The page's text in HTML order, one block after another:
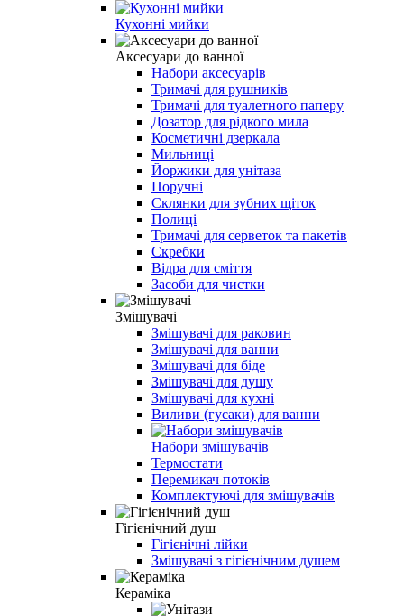
Кухонні мийки
Аксесуари до ванної
Набори аксесуарів
Тримачі для рушників
Тримачі для туалетного паперу
Дозатор для рідкого мила
Косметичні дзеркала
Мильниці
Йоржики для унітаза
Поручні
Склянки для зубних щіток
Полиці
Тримачі для серветок та пакетів
Скребки
Відра для сміття
Засоби для чистки
Змішувачі
Змішувачі для раковин
Змішувачі для ванни
Змішувачі для біде
Змішувачі для душу
Змішувачі для кухні
Виливи (гусаки) для ванни
Набори змішувачів
Термостати
Перемикач потоків
Комплектуючі для змішувачів
Гігієнічний душ
Гігієнічні лійки
Змішувачі з гігієнічним душем
Кераміка